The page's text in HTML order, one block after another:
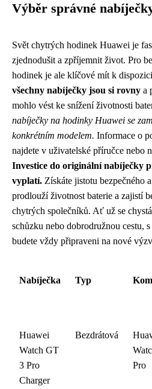
Výběr správné
Svět chytrých hodinek Huawei je
zjednodušit a zpříjemnit život. Pro
hodinek je ale klíčové mít k
všechny nabíječky jsou si rovny a
mohlo vést ke snížení životnosti
nabíječky na hodinky Huawei se
konkrétním modelem. Informace o
najdete v uživatelské příručce nebo
Investice do originální nabíječky
vyplatí. Získáte jistotu bezpečného
prodlouží životnost baterie a zajistí
chytrých společníků. Ať už se
schůzku nebo dobrodružnou cestu,
budete vždy připraveni na nové
Nabíječka Typ
Huawei
Watch GT
3 Pro
Charger
Bezdrátová
Pro